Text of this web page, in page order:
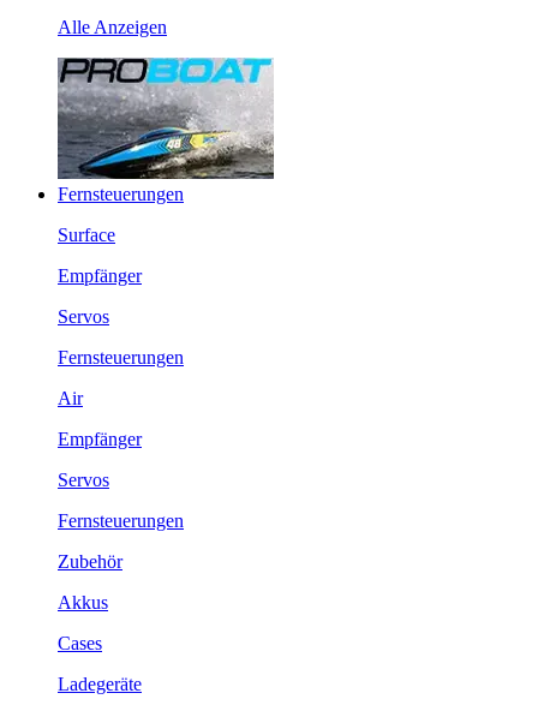
Alle Anzeigen
Fernsteuerungen
Surface
Empfänger
Servos
Fernsteuerungen
Air
Empfänger
Servos
Fernsteuerungen
Zubehör
Akkus
Cases
Ladegeräte